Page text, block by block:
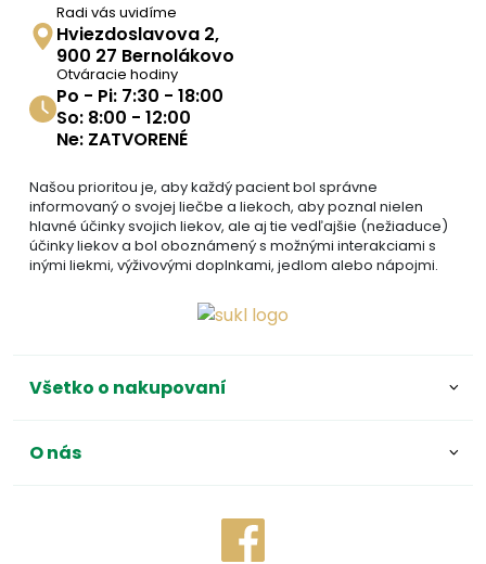
Radi vás uvidíme
Hviezdoslavova 2,
900 27 Bernolákovo
Otváracie hodiny
Po - Pi: 7:30 - 18:00
So: 8:00 - 12:00
Ne: ZATVORENÉ
Našou prioritou je, aby každý pacient bol správne
informovaný o svojej liečbe a liekoch, aby poznal nielen
hlavné účinky svojich liekov, ale aj tie vedľajšie (nežiaduce)
účinky liekov a bol oboznámený s možnými interakciami s
inými liekmi, výživovými doplnkami, jedlom alebo nápojmi.
Všetko o nakupovaní
O nás